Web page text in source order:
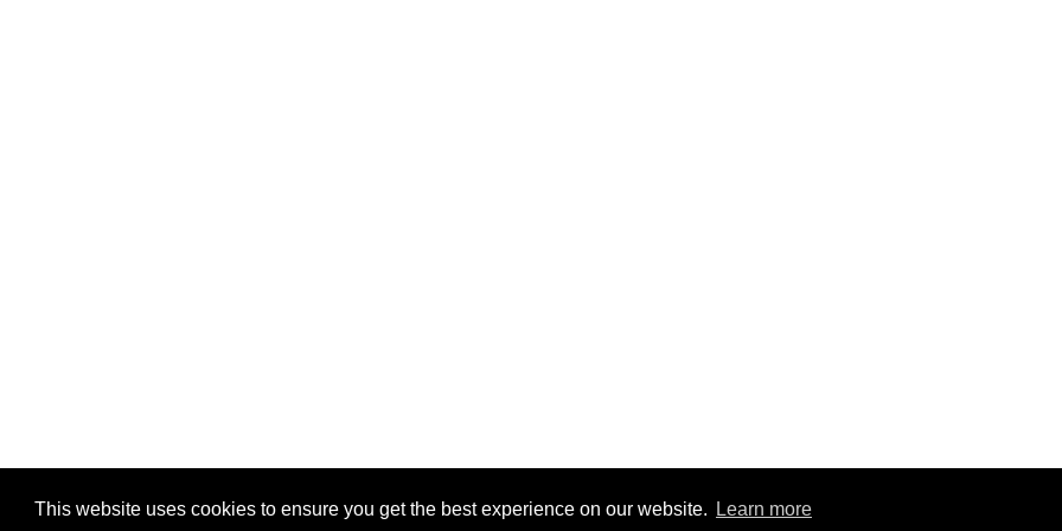
This website uses cookies to ensure you get the best experience on our website. Learn more
geetmanjusha.com © 1999-2020 Manjusha Umesh | Privacy| Community Guidelines